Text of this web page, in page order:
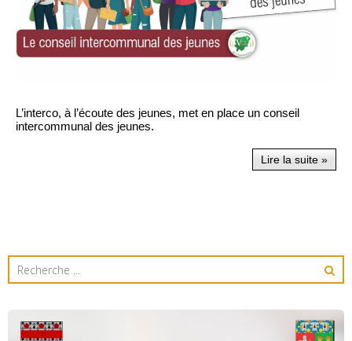
L’interco, à l’écoute des jeunes, met en place un conseil
intercommunal des jeunes.
Lire la suite »